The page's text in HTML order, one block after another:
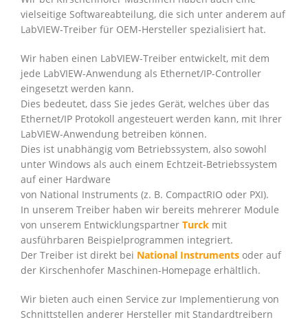
vielseitige Softwareabteilung, die sich unter anderem auf
LabVIEW-Treiber für OEM-Hersteller spezialisiert hat.
Wir haben einen LabVIEW-Treiber entwickelt, mit dem
jede LabVIEW-Anwendung als Ethernet/IP-Controller
eingesetzt werden kann.
Dies bedeutet, dass Sie jedes Gerät, welches über das
Ethernet/IP Protokoll angesteuert werden kann, mit Ihrer
LabVIEW-Anwendung betreiben können.
Dies ist unabhängig vom Betriebssystem, also sowohl
unter Windows als auch einem Echtzeit-Betriebssystem
auf einer Hardware
von National Instruments (z. B. CompactRIO oder PXI).
In unserem Treiber haben wir bereits mehrerer Module
von unserem Entwicklungspartner Turck mit
ausführbaren Beispielprogrammen integriert.
Der Treiber ist direkt bei National Instruments oder auf
der Kirschenhofer Maschinen-Homepage erhältlich.
Wir bieten auch einen Service zur Implementierung von
Schnittstellen anderer Hersteller mit Standardtreibern